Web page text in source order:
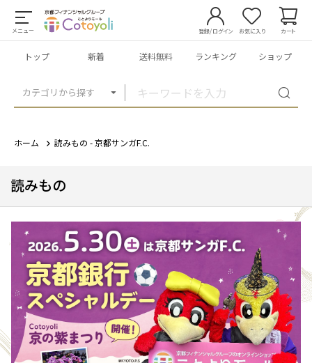
メニュー
カテゴリから探す
登録/ログイン お気に入り カート
トップ 新着 送料無料 ランキング ショップ
ホーム 読みもの - 京都サンガF.C.
読みもの